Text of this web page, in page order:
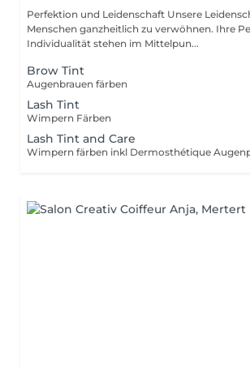
Perfektion und Leidenschaft Unsere Leidenschaft ist es
Menschen ganzheitlich zu verwöhnen. Ihre
Individualität stehen im Mittelpun...
Brow Tint
Augenbrauen färben
Lash Tint
Wimpern Färben
Lash Tint and Care
Wimpern färben inkl Dermosthétique